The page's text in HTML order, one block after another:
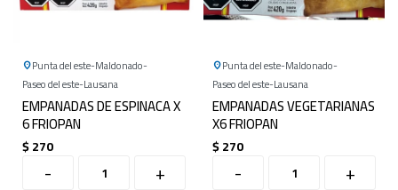
Punta del este Maldonado
Paseo del este Lausana
EMPANADAS DE ESPINACA X
6 FRIOPAN
$270
- +
Punta del este Maldonado
Paseo del este Lausana
EMPANADAS VEGETARIANAS
X6 FRIOPAN
$270
- +